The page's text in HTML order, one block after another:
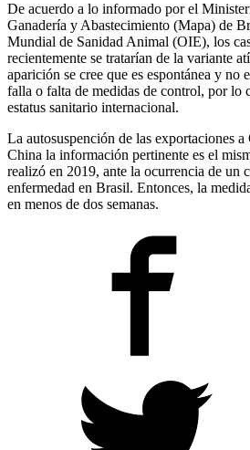
De acuerdo a lo informado por el
Ganadería y Abastecimiento (Mapa) de
Mundial de Sanidad Animal (OIE), los
recientemente se tratarían de la variante
aparición se cree que es espontánea y no
falla o falta de medidas de control, por lo
estatus sanitario internacional.
La autosuspención de las exportaciones a
China la información pertinente es el
realizó en 2019, ante la ocurrencia de un
enfermedad en Brasil. Entonces, la
en menos de dos semanas.